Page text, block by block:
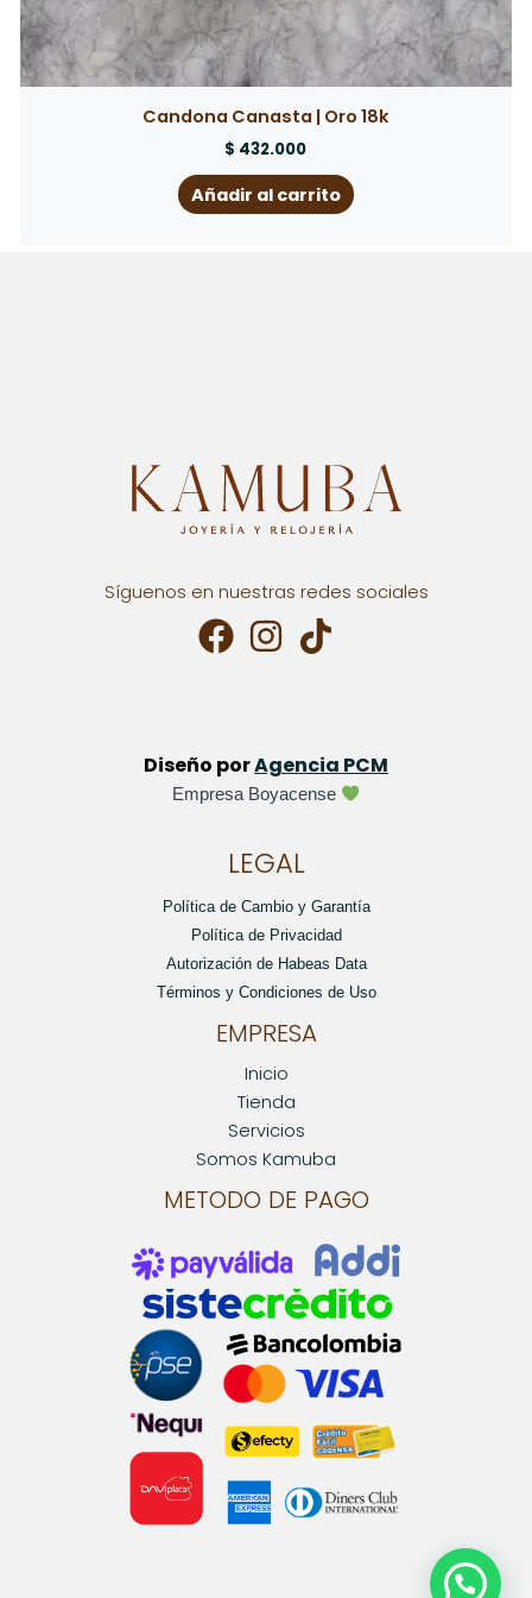
Candona Canasta | Oro 18k
$ 432.000
Añadir al carrito
Síguenos en nuestras redes sociales
Diseño porAgencia PCM
Empresa Boyacense
LEGAL
Política de Cambio y Garantía
Política de Privacidad
Autorización de Habeas Data
Términos y Condiciones de Uso
EMPRESA
Inicio
Tienda
Servicios
Somos Kamuba
METODO DE PAGO